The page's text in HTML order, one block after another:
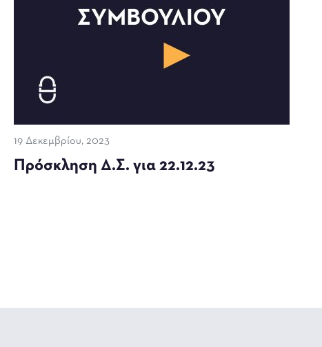
19 Δεκεμβρίου, 2023
Πρόσκληση Δ.Σ. για 22.12.23